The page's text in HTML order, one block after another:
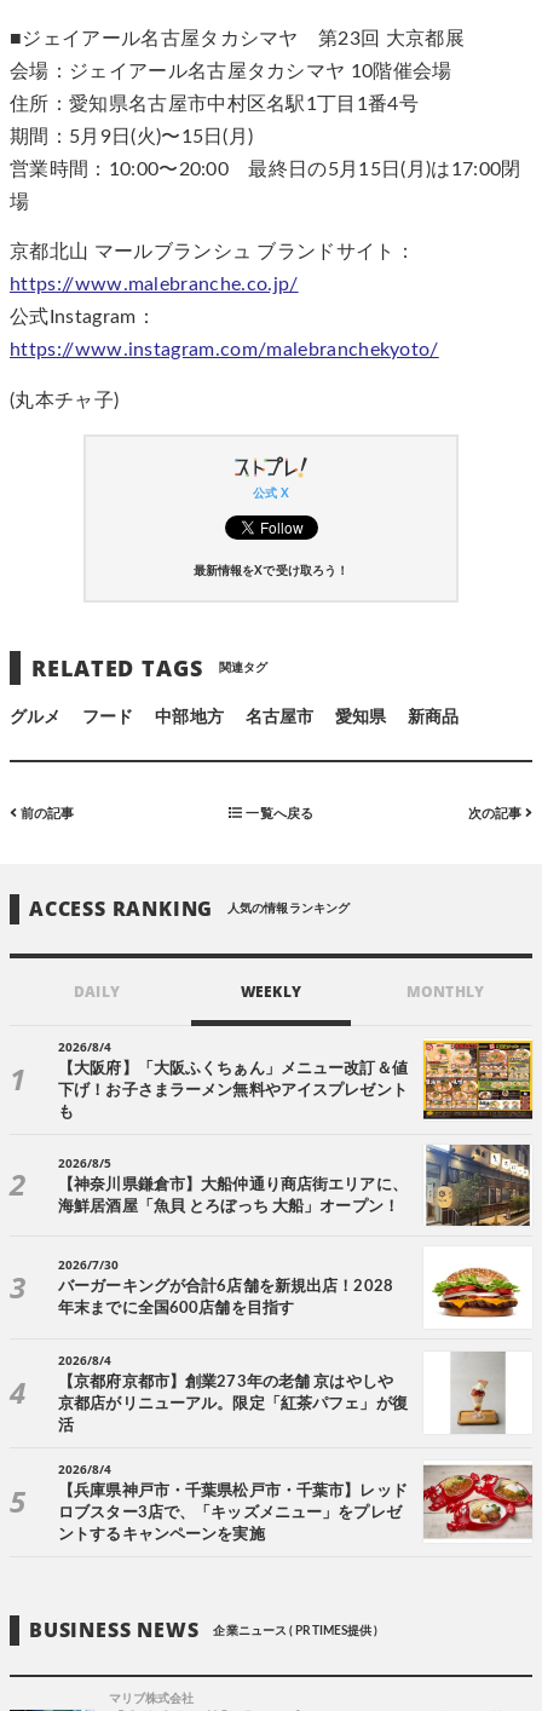
■ジェイアール名古屋タカシマヤ 第23回 大京都展
会場：ジェイアール名古屋タカシマヤ 10階催会場
住所：愛知県名古屋市中村区名駅1丁目1番4号
期間：5月9日(火)〜15日(月)
営業時間：10:00〜20:00 最終日の5月15日(月)は17:00閉
場
京都北山 マールブランシュ ブランドサイト：
https://www.malebranche.co.jp/
公式Instagram：
https://www.instagram.com/malebranchekyoto/
(丸本チャ子)
公式 X
最新情報をXで受け取ろう！
RELATED TAGS 関連タグ
グルメ フード 中部地方 名古屋市 愛知県 新商品
前の記事 一覧へ戻る 次の記事
ACCESS RANKING 人気の情報ランキング
DAILY WEEKLY MONTHLY
2026/8/4
【大阪府】「大阪ふくちぁん」メニュー改訂＆値
下げ！お子さまラーメン無料やアイスプレゼント
も
2026/8/5
【神奈川県鎌倉市】大船仲通り商店街エリアに、
海鮮居酒屋「魚貝 とろぼっち 大船」オープン！
2026/7/30
バーガーキングが合計6店舗を新規出店！2028
年末までに全国600店舗を目指す
2026/8/4
【京都府京都市】創業273年の老舗 京はやしや
京都店がリニューアル。限定「紅茶パフェ」が復
活
2026/8/4
【兵庫県神戸市・千葉県松戸市・千葉市】レッド
ロブスター3店で、「キッズメニュー」をプレゼ
ントするキャンペーンを実施
BUSINESS NEWS 企業ニュース ( PR TIMES提供 )
マリブ株式会社